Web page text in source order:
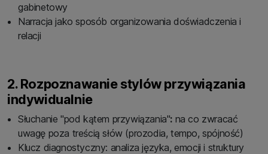
gabinetowy
Narracja jako sposób organizowania doświadczenia i
relacji
2. Rozpoznawanie stylów przywiązania
indywidualnie
Słuchanie "pod kątem przywiązania": na co zwracać
uwagę poza treścią słów (prozodia, tempo, spójność)
Klucz diagnostyczny: analiza języka, emocji i struktury